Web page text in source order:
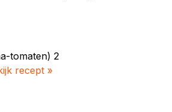
tomaten) 2
recept »